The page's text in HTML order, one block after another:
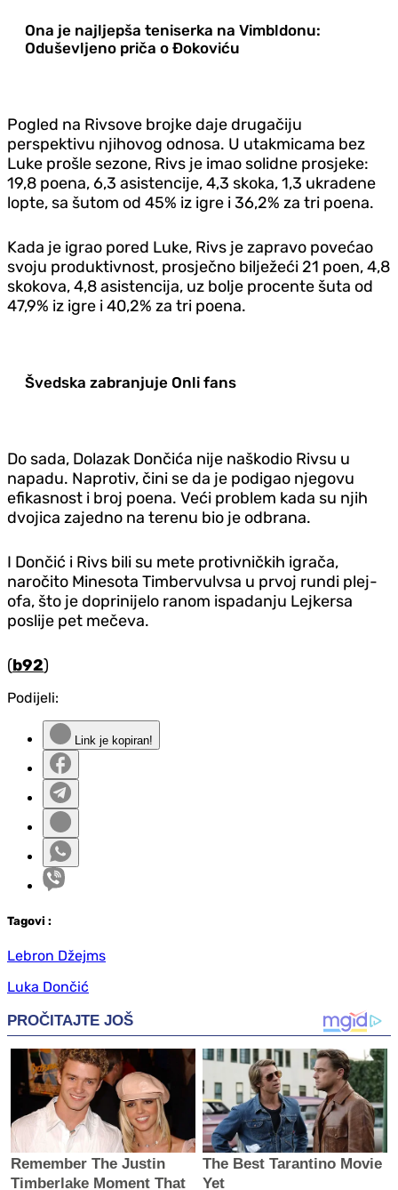
Ona je najljepša teniserka na Vimbldonu:
Oduševljeno priča o Đokoviću
Pogled na Rivsove brojke daje drugačiju
perspektivu njihovog odnosa. U utakmicama bez
Luke prošle sezone, Rivs je imao solidne prosjeke:
19,8 poena, 6,3 asistencije, 4,3 skoka, 1,3 ukradene
lopte, sa šutom od 45% iz igre i 36,2% za tri poena.
Kada je igrao pored Luke, Rivs je zapravo povećao
svoju produktivnost, prosječno bilježeći 21 poen, 4,8
skokova, 4,8 asistencija, uz bolje procente šuta od
47,9% iz igre i 40,2% za tri poena.
Švedska zabranjuje Onli fans
Do sada, Dolazak Dončića nije naškodio Rivsu u
napadu. Naprotiv, čini se da je podigao njegovu
efikasnost i broj poena. Veći problem kada su njih
dvojica zajedno na terenu bio je odbrana.
I Dončić i Rivs bili su mete protivničkih igrača,
naročito Minesota Timbervulvsa u prvoj rundi plej-
ofa, što je doprinijelo ranom ispadanju Lejkersa
poslije pet mečeva.
(b92)
Podijeli:
Link je kopiran!
Tagovi :
Lebron Džejms
Luka Dončić